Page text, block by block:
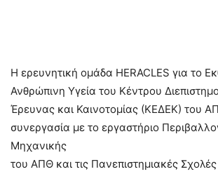
Η ερευνητική ομάδα HERACLES για το
Ανθρώπινη Υγεία του Κέντρου
Έρευνας και Καινοτομίας (ΚΕΔΕΚ) του
συνεργασία με το εργαστήριο
Μηχανικής
του ΑΠΘ και τις Πανεπιστημιακές